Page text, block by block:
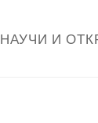
НАУЧИ И